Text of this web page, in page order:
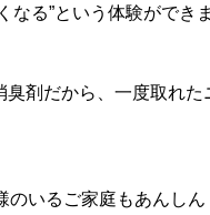
る”という体験ができま
剤だから、一度取れた
のいるご家庭もあんしん